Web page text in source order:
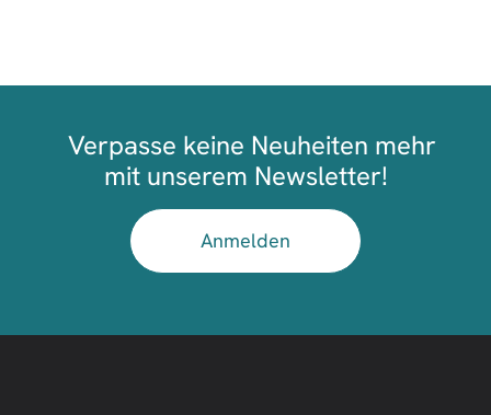
Verpasse keine Neuheiten mehr
mit unserem Newsletter!
Anmelden